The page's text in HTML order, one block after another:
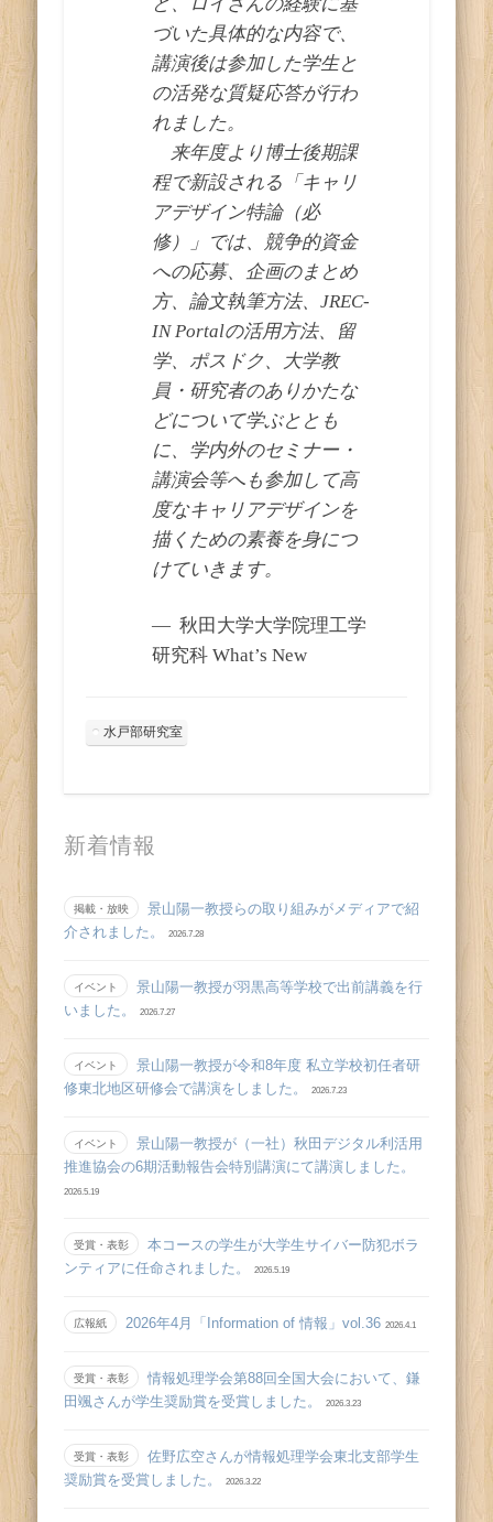
づいた具体的な内容で、
講演後は参加した学生と
の活発な質疑応答が行わ
れました。
来年度より博士後期課
程で新設される「キャリ
アデザイン特論（必
修）」では、競争的資金
への応募、企画のまとめ
方、論文執筆方法、JREC-
IN Portalの活用方法、留
学、ポスドク、大学教
員・研究者のありかたな
どについて学ぶととも
に、学内外のセミナー・
講演会等へも参加して高
度なキャリアデザインを
描くための素養を身につ
けていきます。
秋田大学大学院理工学
研究科 What’s New
水戸部研究室
新着情報
掲載・放映
景山陽一教授らの取り組みがメディアで紹
介されました。
2026.7.28
イベント
景山陽一教授が羽黒高等学校で出前講義を行
いました。
2026.7.27
イベント
景山陽一教授が令和8年度 私立学校初任者研
修東北地区研修会で講演をしました。
2026.7.23
イベント
景山陽一教授が（一社）秋田デジタル利活用
推進協会の6期活動報告会特別講演にて講演しました。
2026.5.19
受賞・表彰
本コースの学生が大学生サイバー防犯ボラ
ンティアに任命されました。
2026.5.19
広報紙 2026年4月「Information of 情報」vol.36 2026.4.1
受賞・表彰
情報処理学会第88回全国大会において、鎌
田颯さんが学生奨励賞を受賞しました。
2026.3.23
受賞・表彰
佐野広空さんが情報処理学会東北支部学生
奨励賞を受賞しました。
2026.3.22